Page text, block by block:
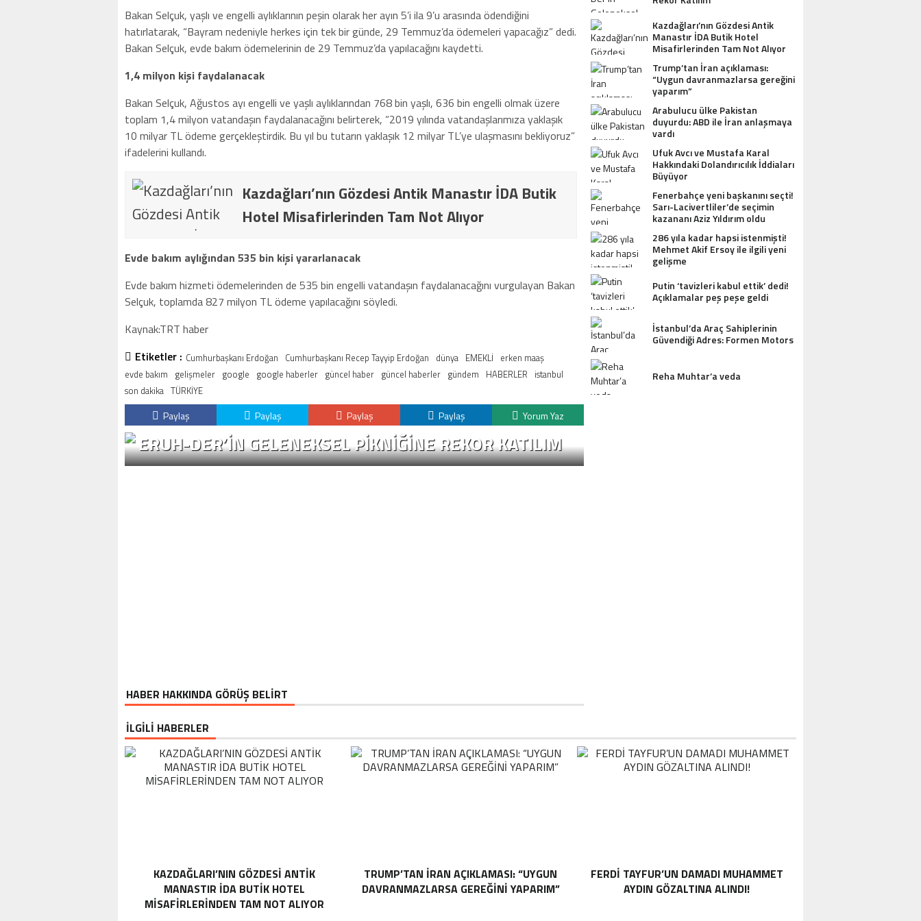
Bakan Selçuk, yaşlı ve engelli aylıklarının peşin olarak her ayın 5’i ila 9’u arasında ödendiğini
hatırlatarak, “Bayram nedeniyle herkes için tek bir günde, 29 Temmuz’da ödemeleri yapacağız” dedi.
Bakan Selçuk, evde bakım ödemelerinin de 29 Temmuz’da yapılacağını kaydetti.
1,4 milyon kişi faydalanacak
Bakan Selçuk, Ağustos ayı engelli ve yaşlı aylıklarından 768 bin yaşlı, 636 bin engelli olmak üzere
toplam 1,4 milyon vatandaşın faydalanacağını belirterek, “2019 yılında vatandaşlarımıza yaklaşık
10 milyar TL ödeme gerçekleştirdik. Bu yıl bu tutarın yaklaşık 12 milyar TL’ye ulaşmasını bekliyoruz”
ifadelerini kullandı.
Kazdağları’nın Gözdesi Antik Manastır İDA Butik
Hotel Misafirlerinden Tam Not Alıyor
Evde bakım aylığından 535 bin kişi yararlanacak
Evde bakım hizmeti ödemelerinden de 535 bin engelli vatandaşın faydalanacağını vurgulayan Bakan
Selçuk, toplamda 827 milyon TL ödeme yapılacağını söyledi.
Kaynak:TRT haber
Etiketler : Cumhurbaşkanı Erdoğan Cumhurbaşkanı Recep Tayyip Erdoğan dünya EMEKLİ erken maaş
evde bakım gelişmeler google google haberler güncel haber güncel haberler gündem HABERLER istanbul
son dakika TÜRKİYE
Paylaş Paylaş Paylaş Paylaş Yorum Yaz
ERUH-DER’IN GELENEKSEL PIKNIĞINE REKOR KATILIM
HABER HAKKINDA GÖRÜŞ BELİRT
Kazdağları’nın Gözdesi Antik
Manastır İDA Butik Hotel
Misafirlerinden Tam Not Alıyor
Trump’tan İran açıklaması:
“Uygun davranmazlarsa gereğini
yaparım”
Arabulucu ülke Pakistan
duyurdu: ABD ile İran anlaşmaya
vardı
Ufuk Avcı ve Mustafa Karal
Hakkındaki Dolandırıcılık İddiaları
Büyüyor
Fenerbahçe yeni başkanını seçti!
Sarı-Lacivertliler’de seçimin
kazananı Aziz Yıldırım oldu
286 yıla kadar hapsi istenmişti!
Mehmet Akif Ersoy ile ilgili yeni
gelişme
Putin ‘tavizleri kabul ettik’ dedi!
Açıklamalar peş peşe geldi
İstanbul’da Araç Sahiplerinin
Güvendiği Adres: Formen Motors
Reha Muhtar’a veda
İLGİLİ HABERLER
KAZDAĞLARI’NIN GÖZDESI ANTIK
MANASTIR İDA BUTIK HOTEL
MISAFIRLERINDEN TAM NOT ALIYOR
TRUMP’TAN İRAN AÇIKLAMASI: “UYGUN
DAVRANMAZLARSA GEREĞINI YAPARIM”
FERDI TAYFUR’UN DAMADI MUHAMMET
AYDIN GÖZALTINA ALINDI!